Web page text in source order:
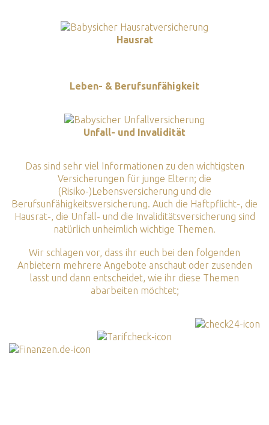
Hausrat
Leben- & Berufsunfähigkeit
Unfall- und Invalidität
Das sind sehr viel Informationen zu den wichtigsten
Versicherungen für junge Eltern; die
(Risiko-)Lebensversicherung und die
Berufsunfähigkeitsversicherung. Auch die Haftpflicht-, die
Hausrat-, die Unfall- und die Invaliditätsversicherung sind
natürlich unheimlich wichtige Themen.
Wir schlagen vor, dass ihr euch bei den folgenden
Anbietern mehrere Angebote anschaut oder zusenden
lasst und dann entscheidet, wie ihr diese Themen
abarbeiten möchtet;